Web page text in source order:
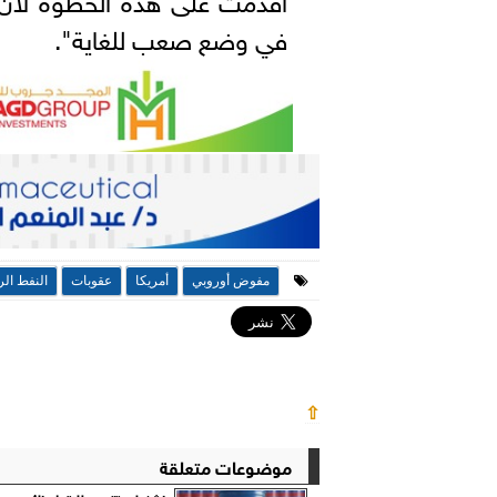
في وضع صعب للغاية".
مفوض أوروبي أمريكا عقوبات النفط
⇧
موضوعات متعلقة